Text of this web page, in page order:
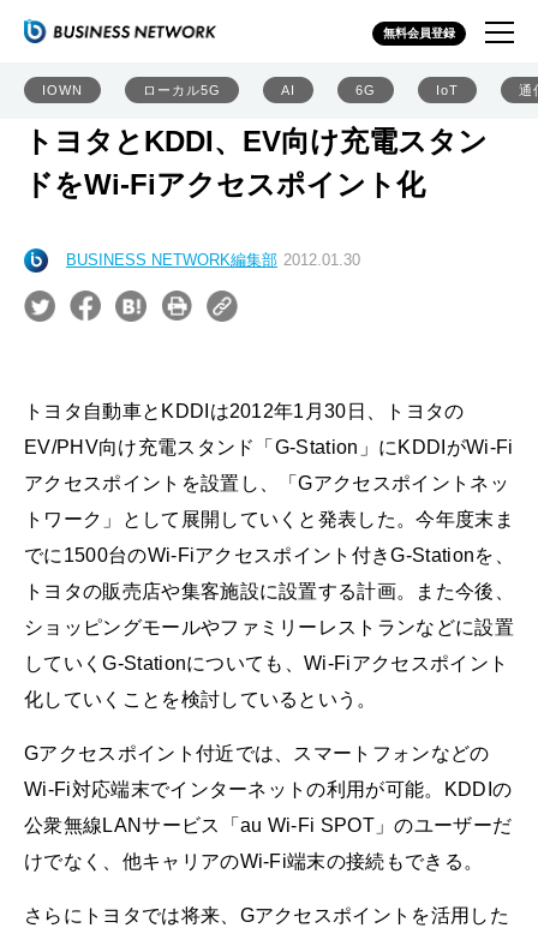
無料会員登録
IOWN ローカル5G AI 6G IoT 通
トヨタとKDDI、EV向け充電スタン
ドをWi-Fiアクセスポイント化
BUSINESS NETWORK編集部 2012.01.30
トヨタ自動車とKDDIは2012年1月30日、トヨタの
EV/PHV向け充電スタンド「G-Station」にKDDIがWi-Fi
アクセスポイントを設置し、「Gアクセスポイントネッ
トワーク」として展開していくと発表した。今年度末ま
でに1500台のWi-Fiアクセスポイント付きG-Stationを、
トヨタの販売店や集客施設に設置する計画。また今後、
ショッピングモールやファミリーレストランなどに設置
していくG-Stationについても、Wi-Fiアクセスポイント
化していくことを検討しているという。
Gアクセスポイント付近では、スマートフォンなどの
Wi-Fi対応端末でインターネットの利用が可能。KDDIの
公衆無線LANサービス「au Wi-Fi SPOT」のユーザーだ
けでなく、他キャリアのWi-Fi端末の接続もできる。
さらにトヨタでは将来、Gアクセスポイントを活用した